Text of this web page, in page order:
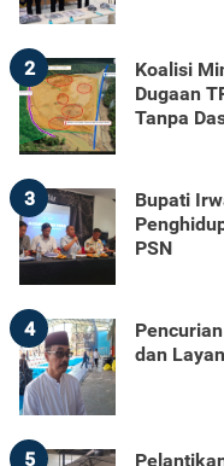
2
Koalisi
Dugaan
Tanpa
3
Bupati
PSN
4
dan
5